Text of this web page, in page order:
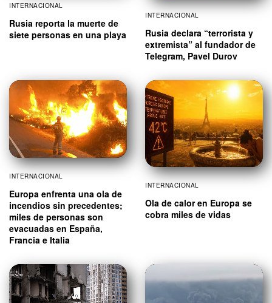
INTERNACIONAL
Rusia reporta la muerte de
siete personas en una playa
INTERNACIONAL
Rusia declara “terrorista y
extremista” al fundador de
Telegram, Pavel Durov
INTERNACIONAL
Europa enfrenta una ola de
incendios sin precedentes;
miles de personas son
evacuadas en España,
Francia e Italia
INTERNACIONAL
Ola de calor en Europa se
cobra miles de vidas